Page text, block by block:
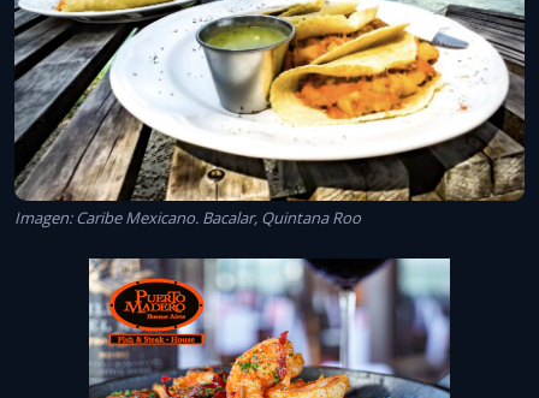
Imagen: Caribe Mexicano. Bacalar, Quintana Roo